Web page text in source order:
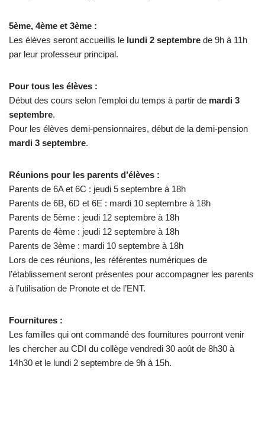
5ème, 4ème et 3ème :
Les élèves seront accueillis le lundi 2 septembre de 9h à 11h
par leur professeur principal.
Pour tous les élèves :
Début des cours selon l’emploi du temps à partir de mardi 3
septembre.
Pour les élèves demi-pensionnaires, début de la demi-pension
mardi 3 septembre.
Réunions pour les parents d’élèves :
Parents de 6A et 6C : jeudi 5 septembre à 18h
Parents de 6B, 6D et 6E : mardi 10 septembre à 18h
Parents de 5ème : jeudi 12 septembre à 18h
Parents de 4ème : jeudi 12 septembre à 18h
Parents de 3ème : mardi 10 septembre à 18h
Lors de ces réunions, les référentes numériques de
l’établissement seront présentes pour accompagner les parents
à l’utilisation de Pronote et de l’ENT.
Fournitures :
Les familles qui ont commandé des fournitures pourront venir
les chercher au CDI du collège vendredi 30 août de 8h30 à
14h30 et le lundi 2 septembre de 9h à 15h.